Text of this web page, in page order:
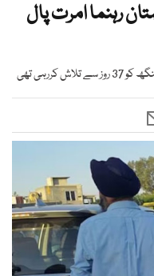
رہنما امرت پال
تھی